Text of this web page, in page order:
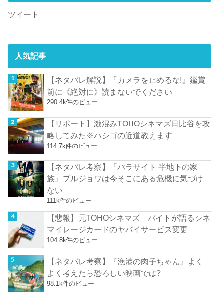
ツイート
人気記事
【ネタバレ解説】『カメラを止めるな!』鑑賞
前に《絶対に》読まないでください
290.4k件のビュー
【リポート】激混みTOHOシネマズ日比谷を攻
略してみた※ハシゴの近道教えます
114.7k件のビュー
【ネタバレ考察】『パラサイト 半地下の家
族』ブルジョワは今そこにある危機に気づけ
ない
111k件のビュー
【悲報】元TOHOシネマズ バイトが語るシネ
マイレージカードのヤバイサービス変更
104.8k件のビュー
【ネタバレ考察】『漁港の肉子ちゃん』よく
よく考えたら恐ろしい映画では?
98.1k件のビュー